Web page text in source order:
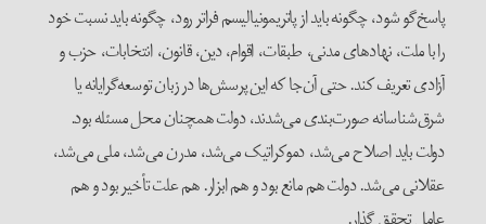
پاسخ‌گو شود، چگونه باید از پاتریمونیالیسم فراتر رود، چگونه باید نسبت خود
را با ملت، نهادهای مدنی، طبقات، اقوام، دین، قانون، انتخابات، حزب و
آزادی تعریف کند. حتی آن‌جا که این پرسش‌ها در زبان توسعه‌گرایانه یا
شرق‌شناسانه صورت‌بندی می‌شدند، دولت همچنان محل مسئله بود.
دولت باید اصلاح می‌شد، دموکراتیک می‌شد، مدرن می‌شد، ملی می‌شد،
عقلانی می‌شد. دولت هم مانع بود و هم ابزار. هم علت تأخیر بود و هم